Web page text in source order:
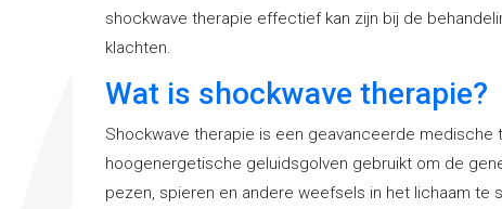
shockwave therapie effectief kan zijn bij de
klachten.
Wat is shockwave therapie?
Shockwave therapie is een geavanceerde medische
hoogenergetische geluidsgolven gebruikt om de
pezen, spieren en andere weefsels in het lichaam te